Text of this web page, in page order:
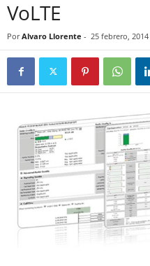
VoLTE
Por Alvaro Llorente - 25 febrero, 2014